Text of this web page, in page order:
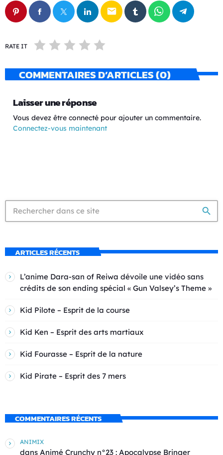
email
RATE IT
COMMENTAIRES D’ARTICLES (0)
Laisser une réponse
Vous devez être connecté pour ajouter un commentaire.
Connectez-vous maintenant
search
ARTICLES RÉCENTS
L’anime Dara-san of Reiwa dévoile une vidéo sans
crédits de son ending spécial « Gun Valsey’s Theme »
Kid Pilote – Esprit de la course
Kid Ken – Esprit des arts martiaux
Kid Fourasse – Esprit de la nature
Kid Pirate – Esprit des 7 mers
COMMENTAIRES RÉCENTS
ANIMIX
dans Animé Crunchy n°23 : Apocalypse Bringer